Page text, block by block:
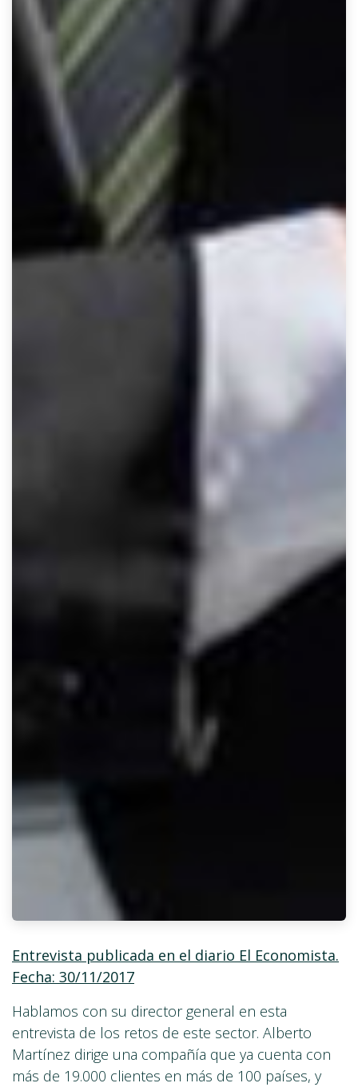
Entrevista publicada en el diario El Economista.
Fecha: 30/11/2017
Hablamos con su director general en esta
entrevista de los retos de este sector. Alberto
Martínez dirige una compañía que ya cuenta con
más de 19.000 clientes en más de 100 países, y